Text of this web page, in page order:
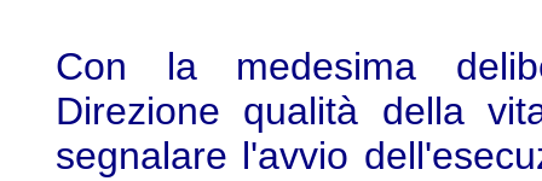
Con la medesima
Direzione qualità della
segnalare l'avvio